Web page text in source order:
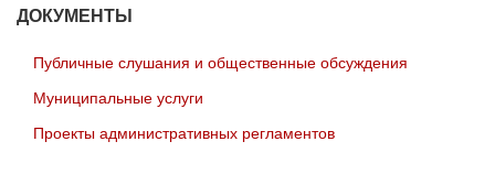
ДОКУМЕНТЫ
Публичные слушания и общественные обсуждения
Муниципальные услуги
Проекты административных регламентов